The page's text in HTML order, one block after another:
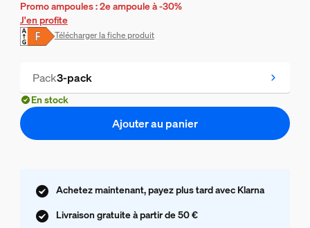
Le prix actuel est €49,99
Promo ampoules : 2e ampoule à -30%
J'en profite
Télécharger la fiche produit
Pack3-pack
En stock
Ajouter au panier
Achetez maintenant, payez plus tard avec Klarna
Livraison gratuite à partir de 50 €